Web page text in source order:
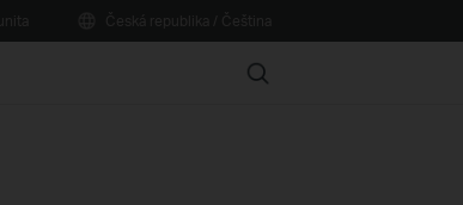
Search